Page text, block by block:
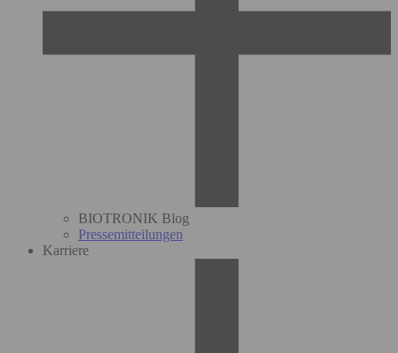
BIOTRONIK Blog
Pressemitteilungen
Karriere